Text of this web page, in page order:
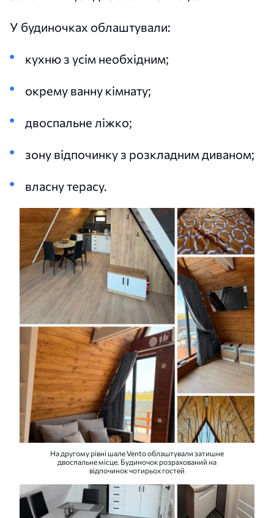
У будиночках облаштували:
кухню з усім необхідним;
окрему ванну кімнату;
двоспальне ліжко;
зону відпочинку з розкладним диваном;
власну терасу.
На другому рівні шале Vento облаштували затишне
двоспальне місце. Будиночок розрахований на
відпочинок чотирьох гостей